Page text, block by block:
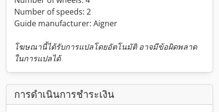
Number of speeds: 2
Guide manufacturer: Aigner
โฆษณานี้ได้รับการแปลโดยอัตโนมัติ อาจมีข้อผิดพลาด
ในการแปลได้
การดำเนินการชำระเงิน